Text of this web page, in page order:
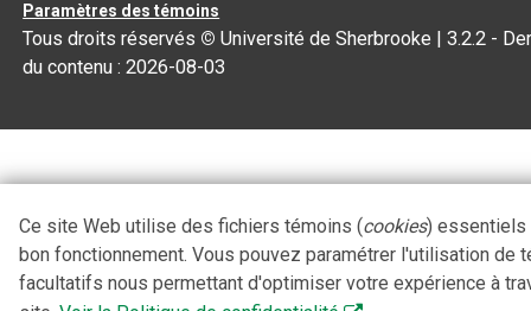
Paramètres des témoins
Tous droits réservés © Université de Sherbrooke |3.2.2 -
du contenu :2026-08-03
Ce site Web utilise des fichiers témoins (cookies) essentiels
bon fonctionnement. Vous pouvez paramétrer l'utilisation de
facultatifs nous permettant d'optimiser votre expérience à